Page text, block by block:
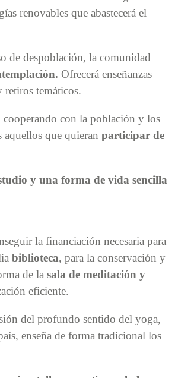
renovables que abastecerá el
de despoblación, la comunidad
Ofrecerá enseñanzas
retiros temáticos.
con la población y los
que quieran participar de
y una forma de vida sencilla
la financiación necesaria para
biblioteca, para la conservación y
de la sala de meditación y
eficiente.
del profundo sentido del yoga,
enseña de forma tradicional los